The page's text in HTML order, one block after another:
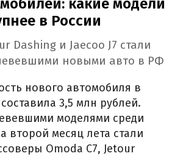
какие модели
в России
Dashing и Jaecoo J7 стали
новыми авто в РФ
нового автомобиля в
3,5 млн рублей.
моделями среди
второй месяц лета стали
Omoda C7, Jetour